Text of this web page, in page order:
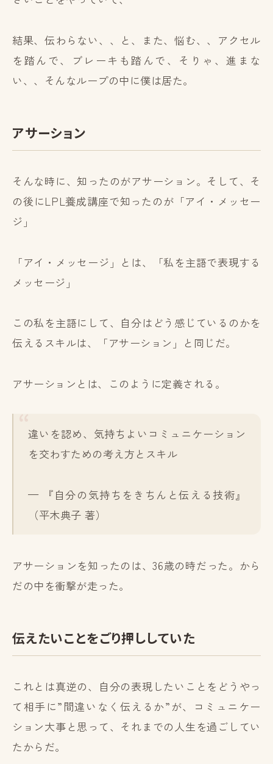
結果、伝わらない、、と、また、悩む、、アクセル
を踏んで、ブレーキも踏んで、そりゃ、進まな
い、、そんなループの中に僕は居た。
アサーション
そんな時に、知ったのがアサーション。そして、そ
の後にLPL養成講座で知ったのが「アイ・メッセー
ジ」
「アイ・メッセージ」とは、「私を主語で表現する
メッセージ」
この私を主語にして、自分はどう感じているのかを
伝えるスキルは、「アサーション」と同じだ。
アサーションとは、このように定義される。
違いを認め、気持ちよいコミュニケーション
を交わすための考え方とスキル
— 『自分の気持ちをきちんと伝える技術』
（平木典子 著）
アサーションを知ったのは、36歳の時だった。から
だの中を衝撃が走った。
伝えたいことをごり押ししていた
これとは真逆の、自分の表現したいことをどうやっ
て相手に”間違いなく伝えるか”が、コミュニケー
ション大事と思って、それまでの人生を過ごしてい
たからだ。